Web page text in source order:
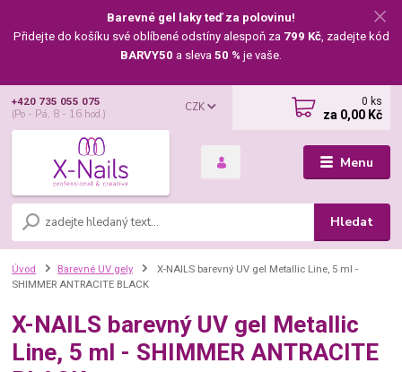
Barevné gel laky teď za polovinu!
Přidejte do košíku své oblíbené odstíny alespoň za 799 Kč, zadejte kód
BARVY50 a sleva 50 % je vaše.
Menu
CZK
Hledat
+420 735 055 075
(Po - Pá, 8 - 16 hod.)
0 ks
za 0,00 Kč
Úvod Barevné UV gely
X-NAILS barevný UV gel Metallic Line, 5 ml -
SHIMMER ANTRACITE BLACK
X-NAILS barevný UV gel Metallic
Line, 5 ml - SHIMMER ANTRACITE